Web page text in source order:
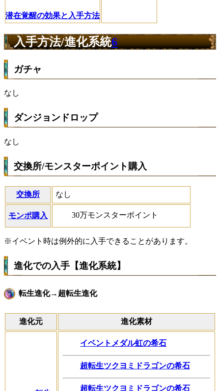
潜在覚醒の効果と入手方法
入手方法/進化系統6
ガチャ
なし
ダンジョンドロップ
なし
交換所/モンスターポイント購入
交換所 なし
モンポ購入 30万モンスターポイント
※イベント時は例外的に入手できることがあります。
進化での入手【進化系統】
転生進化→超転生進化
進化元 進化素材
イベントメダル虹の希石
超転生ツクヨミドラゴンの希石
超転生ツクヨミドラゴンの希石